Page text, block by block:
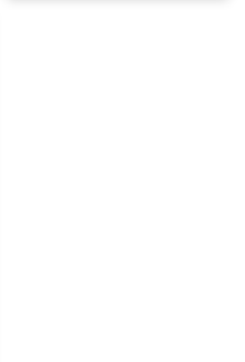
- Scies à bûches
pour tracteur